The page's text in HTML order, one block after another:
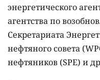
энергетического
агентства по
Секретариата
нефтяного совета
нефтяников (SPE) и